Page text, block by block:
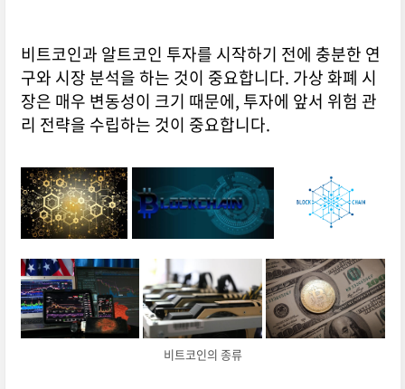
비트코인과 알트코인 투자를 시작하기 전에 충분한 연
구와 시장 분석을 하는 것이 중요합니다. 가상 화폐 시
장은 매우 변동성이 크기 때문에, 투자에 앞서 위험 관
리 전략을 수립하는 것이 중요합니다.
비트코인의 종류